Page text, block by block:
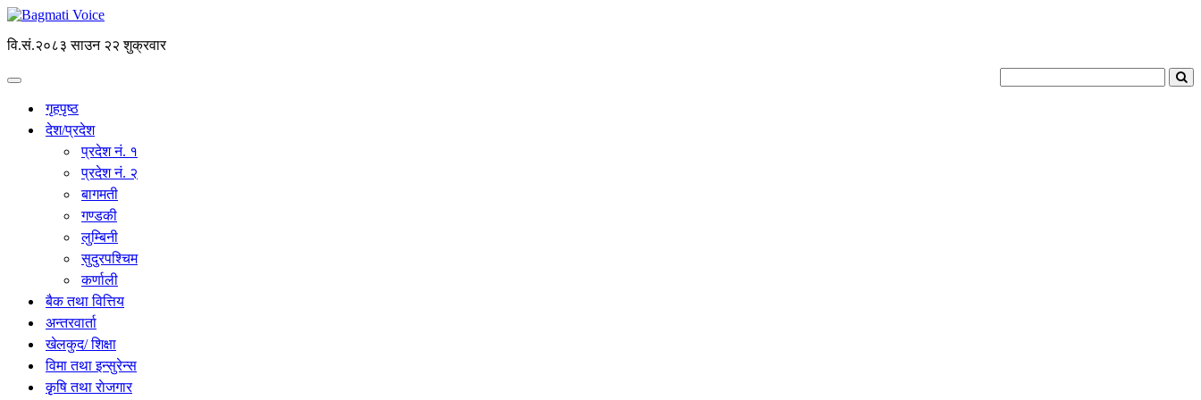
वि.सं.२०८३ साउन २२ शुक्रवार
गृहपृष्ठ
देश/प्रदेश
प्रदेश नं. १
प्रदेश नं. २
बागमती
गण्डकी
लुम्बिनी
सुदुरपश्चिम
कर्णाली
बैक तथा वित्तिय
अन्तरवार्ता
खेलकुद/ शिक्षा
विमा तथा इन्सुरेन्स
कृृषि तथा राेजगार